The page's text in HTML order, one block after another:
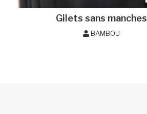
Gilets sans manches
BAMBOU